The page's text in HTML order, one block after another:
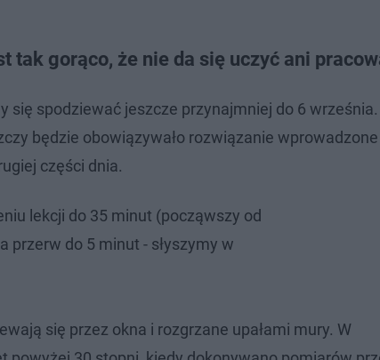
tak gorąco, że nie da się uczyć ani
spodziewać jeszcze przynajmniej do 6 września.
będzie obowiązywało rozwiązanie
części dnia.
lekcji do 35 minut (począwszy od
przerw do 5 minut - słyszymy w
się przez okna i rozgrzane upałami mury. W